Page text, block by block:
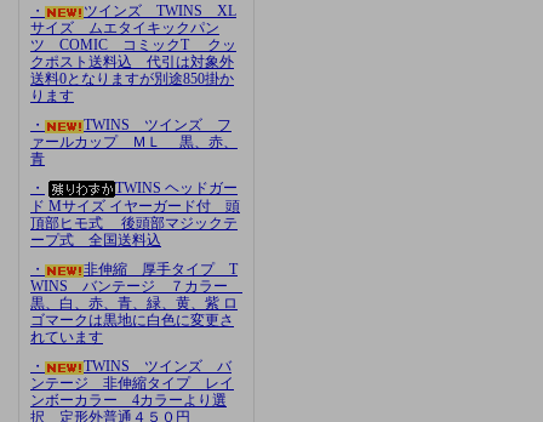
・
ツインズ TWINS XL
サイズ ムエタイキックパン
ツ COMIC コミックT クッ
クポスト送料込 代引は対象外
送料0となりますが別途850掛か
ります
・
TWINS ツインズ フ
ァールカップ ＭＬ 黒、赤、
青
・
TWINS ヘッドガー
ド Mサイズ イヤーガード付 頭
頂部ヒモ式 後頭部マジックテ
ープ式 全国送料込
・
非伸縮 厚手タイプ T
WINS バンテージ ７カラー
黒、白、赤、青、緑、黄、紫 ロ
ゴマークは黒地に白色に変更さ
れています
・
TWINS ツインズ バ
ンテージ 非伸縮タイプ レイ
ンボーカラー 4カラーより選
択 定形外普通４５０円